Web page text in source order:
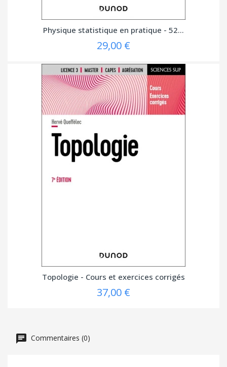
Physique statistique en pratique - 52...
29,00 €
Topologie - Cours et exercices corrigés
37,00 €
Commentaires (0)